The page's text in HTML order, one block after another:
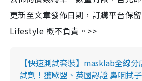
更新至文章發佈日期，訂購平台保
Lifestyle 概不負責。>>
【快速測試套裝】masklab全線
試劑！獲歐盟、英國認證 鼻咽拭